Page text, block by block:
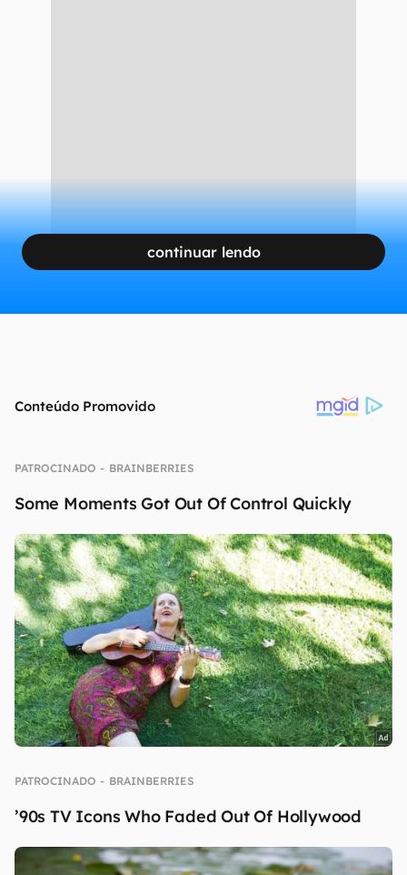
continuar lendo